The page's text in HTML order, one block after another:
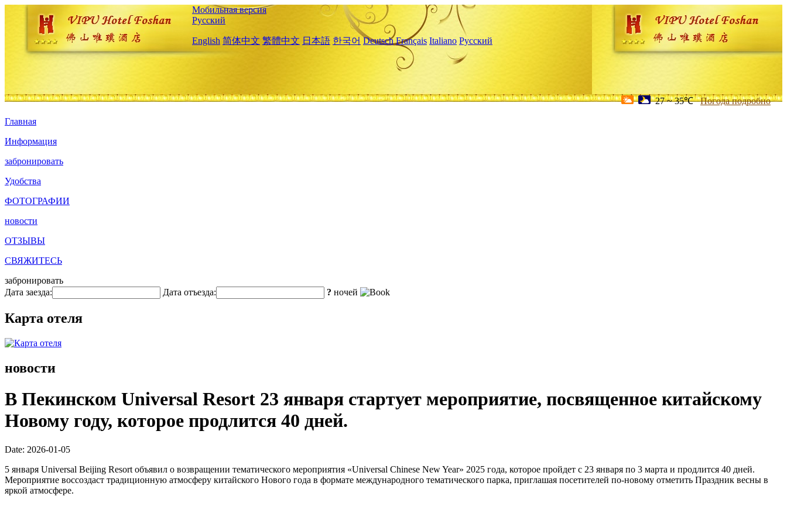
Мобильная версия
Русский
English 简体中文 繁體中文 日本語 한국어 Deutsch Français Italiano Русский
27 ~ 35℃ Погода подробно
Главная
Информация
забронировать
Удобства
ФОТОГРАФИИ
новости
ОТЗЫВЫ
СВЯЖИТЕСЬ
забронировать
Дата заезда:
Дата отъезда: ? ночей
Карта отеля
новости
В Пекинском Universal Resort 23 января стартует мероприятие, посвященное китайскому
Новому году, которое продлится 40 дней.
Date: 2026-01-05
5 января Universal Beijing Resort объявил о возвращении тематического мероприятия «Universal Chinese New Year» 2025 года, которое пройдет с 23 января по 3 марта и продлится 40 дней.
Мероприятие воссоздаст традиционную атмосферу китайского Нового года в формате международного тематического парка, приглашая посетителей по-новому отметить Праздник весны в
яркой атмосфере.